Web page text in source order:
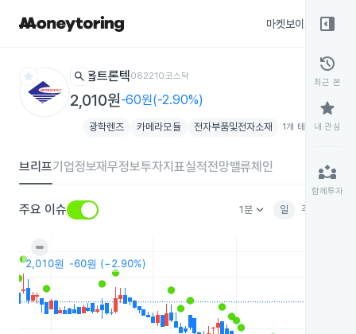
마켓보이스
star search 옵트론텍082210코스닥
2,010원-60원(-2.90%)
광학렌즈 카메라모듈 전자부품및전자소재 1개 테마 더보기
브리프기업정보재무정보투자지표실적전망밸류체인
주요 이슈 1분keyboard_arrow_down 일 주
right_panel_open
history
최근 본
star
내 관심
partner_exchange
함께투자